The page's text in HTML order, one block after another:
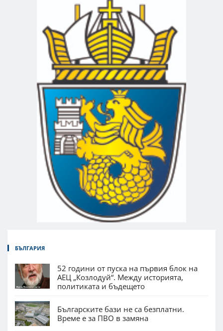
БЪЛГАРИЯ
52 години от пуска на първия блок на
АЕЦ „Козлодуй“. Между историята,
политиката и бъдещето
Българските бази не са безплатни.
Време е за ПВО в замяна